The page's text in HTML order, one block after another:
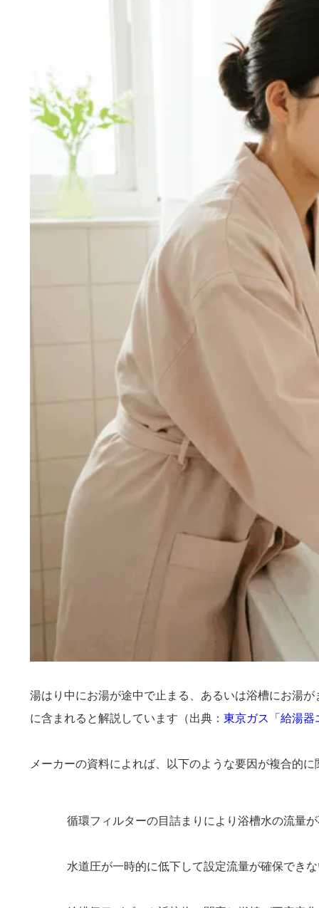
湯はり中にお湯が途中で止まる、あるいは浴槽にお湯
に含まれると解説しています（出典： 東京ガス「給湯器
メーカーの資料によれば、以下のような要因が複合的
循環フィルターの目詰まりにより浴槽水の流量
水道圧が一時的に低下して設定流量が確保でき